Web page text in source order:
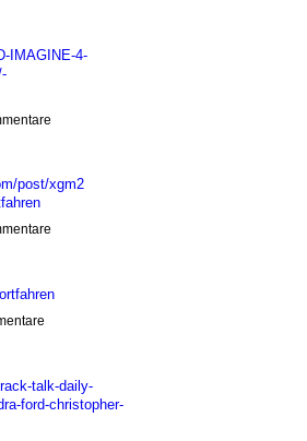
IMAGINE-4-
post/xgm2
talk-daily-
ford-christopher-